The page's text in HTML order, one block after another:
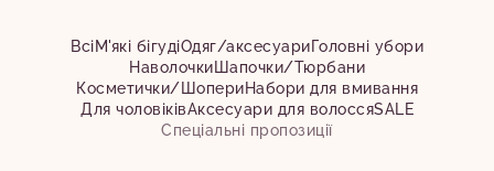
ВсіМ'які бігудіОдяг/аксесуариГоловні убори
Наволочки Шапочки/Тюрбани
Косметички/ШопериНабори для вмивання
Для чоловіківАксесуари для волоссяSALE
Спеціальні пропозиції